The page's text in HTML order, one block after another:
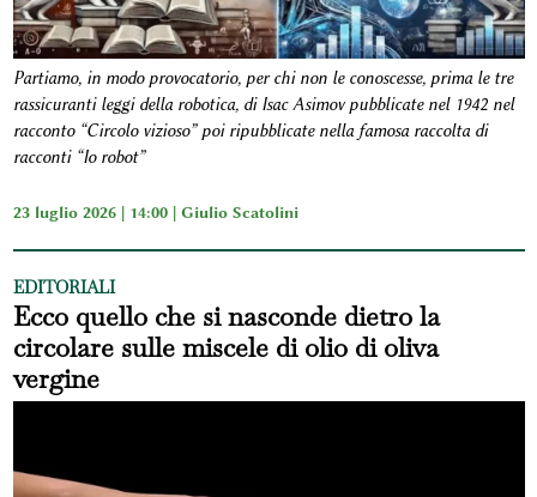
Partiamo, in modo provocatorio, per chi non le conoscesse, prima le tre
rassicuranti leggi della robotica, di Isac Asimov pubblicate nel 1942 nel
racconto “Circolo vizioso” poi ripubblicate nella famosa raccolta di
racconti “Io robot”
23 luglio 2026 | 14:00 | Giulio Scatolini
EDITORIALI
Ecco quello che si nasconde dietro la
circolare sulle miscele di olio di oliva
vergine